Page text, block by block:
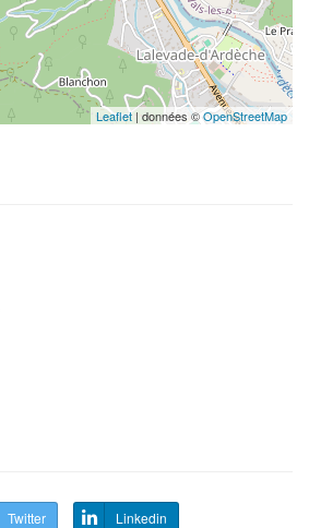
Leaflet| données ©OpenStreetMap
Twitter Linkedin